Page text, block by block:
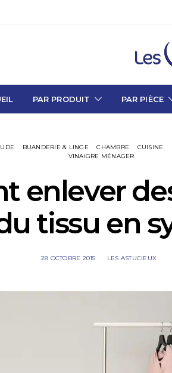
PAR PRODUIT PAR PIÈCE
BUANDERIE & LINGE CHAMBRE CUISINE
VINAIGRE MÉNAGER
enlever
tissu en
28 OCTOBRE 2015 LES ASTUCIEUX